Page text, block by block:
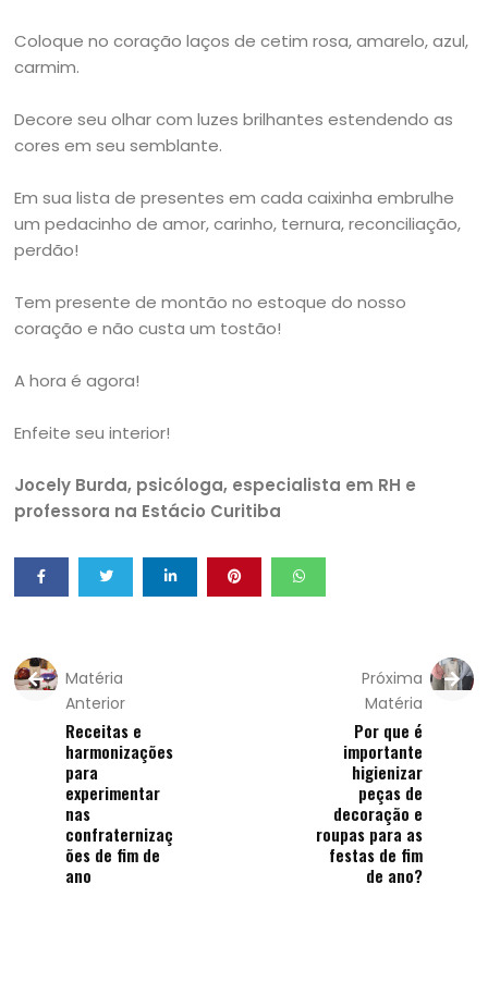
Coloque no coração laços de cetim rosa, amarelo, azul,
carmim.
Decore seu olhar com luzes brilhantes estendendo as
cores em seu semblante.
Em sua lista de presentes em cada caixinha embrulhe
um pedacinho de amor, carinho, ternura, reconciliação,
perdão!
Tem presente de montão no estoque do nosso
coração e não custa um tostão!
A hora é agora!
Enfeite seu interior!
Jocely Burda, psicóloga, especialista em RH e
professora na Estácio Curitiba
Matéria
Anterior
Receitas e
harmonizações
para
experimentar
nas
confraternizaç
ões de fim de
ano
Próxima
Matéria
Por que é
importante
higienizar
peças de
decoração e
roupas para as
festas de fim
de ano?